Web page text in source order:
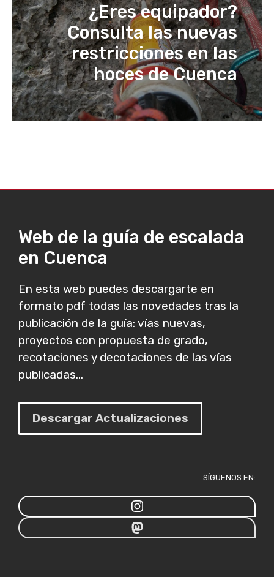
¿Eres equipador?
Consulta las nuevas
restricciones en las
hoces de Cuenca
Web de la guía de escalada
en Cuenca
En esta web puedes descargarte en
formato pdf todas las novedades tras la
publicación de la guía: vías nuevas,
proyectos con propuesta de grado,
recotaciones y decotaciones de las vías
publicadas...
Descargar Actualizaciones
SÍGUENOS EN: